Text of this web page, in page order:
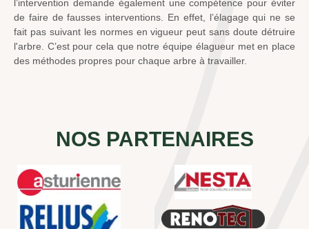
l’intervention demande également une compétence pour éviter
de faire de fausses interventions. En effet, l’élagage qui ne se
fait pas suivant les normes en vigueur peut sans doute détruire
l'arbre. C’est pour cela que notre équipe élagueur met en place
des méthodes propres pour chaque arbre à travailler.
NOS PARTENAIRES